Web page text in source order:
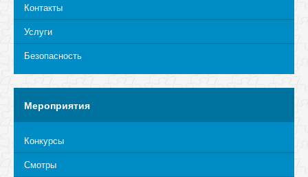
Контакты
Услуги
Безопасность
Мероприятия
Конкурсы
Смотры